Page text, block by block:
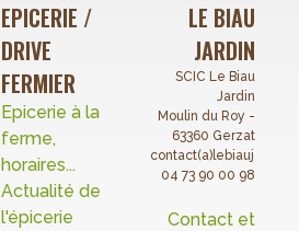
EPICERIE /
DRIVE
FERMIER
Epicerie à la
ferme,
horaires...
Actualité de
l'épicerie
LE BIAU
JARDIN
SCIC Le Biau
Jardin
Moulin du Roy -
63360 Gerzat
04 73 90 00 98
Contact et